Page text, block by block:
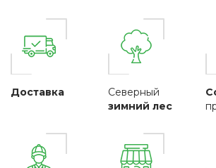
Доставка
Северный
зимний лес